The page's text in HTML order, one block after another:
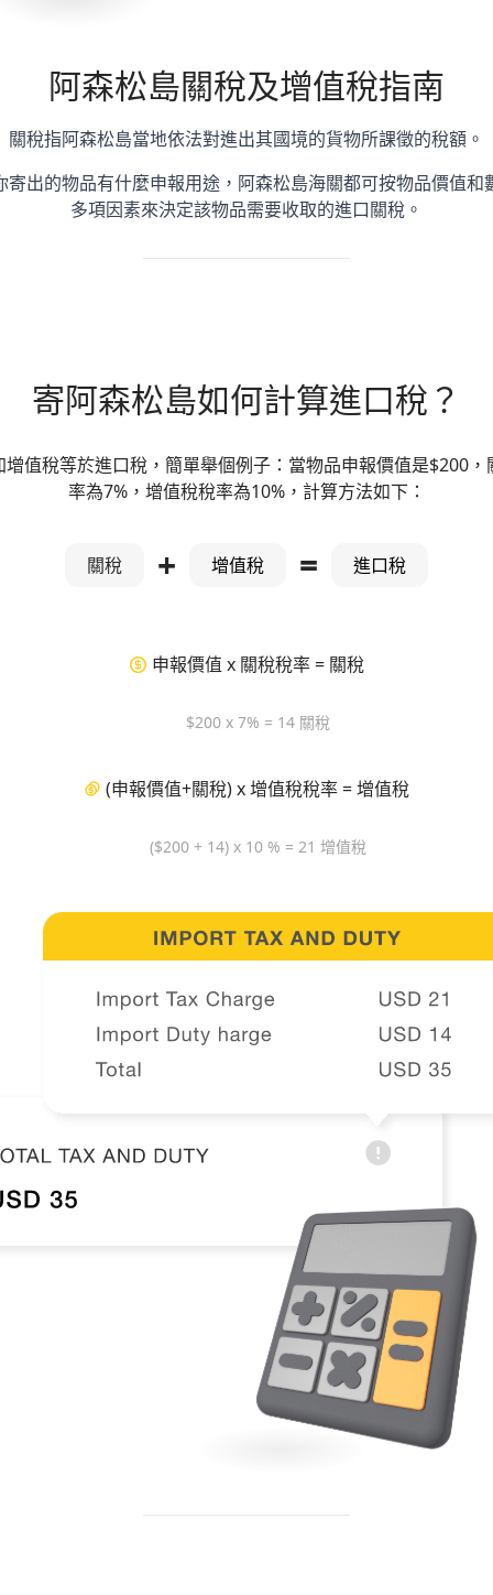
阿森松島關稅及增值稅指南
關稅指阿森松島當地依法對進出其國境的貨物所課徵的稅額。
寄出的物品有什麼申報用途，阿森松島海關都可按物品價值和
多項因素來決定該物品需要收取的進口關稅。
寄阿森松島如何計算進口稅？
增值稅等於進口稅，簡單舉個例子：當物品申報價值是$200，
率為7%，增值稅稅率為10%，計算方法如下：
關稅 + 增值稅 = 進口稅
申報價值 x 關稅稅率 = 關稅
$200 x 7% = 14 關稅
(申報價值+關稅) x 增值稅稅率 = 增值稅
($200 + 14) x 10 % = 21 增值稅